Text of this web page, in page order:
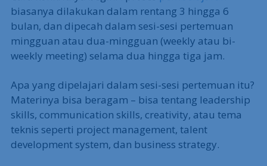
biasanya dilakukan dalam rentang 3 hingga 6
bulan, dan dipecah dalam sesi-sesi pertemuan
mingguan atau dua-mingguan (weekly atau bi-
weekly meeting) selama dua hingga tiga jam.
Apa yang dipelajari dalam sesi-sesi pertemuan itu?
Materinya bisa beragam – bisa tentang leadership
skills, communication skills, creativity, atau tema
teknis seperti project management, talent
development system, dan business strategy.